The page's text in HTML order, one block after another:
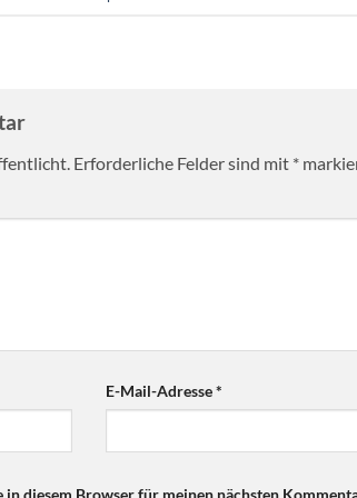
Erforderliche Felder sind mit *
E-Mail-Adresse*
diesem Browser für meinen nächsten